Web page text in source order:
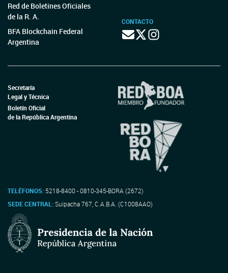
Red de Boletines Oficiales
de la R. A.
BFA Blockchain Federal
Argentina
CONTACTO
Secretaría
Legal y Técnica
Boletín Oficial
de la República Argentina
TELÉFONOS: 5218-8400 - 0810-345-BORA (2672)
SEDE CENTRAL:Suipacha 767, C.A.B.A. (C1008AAO)